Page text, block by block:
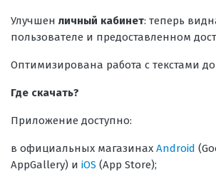
Улучшен личный кабинет: теперь
пользователе и предоставленном
Оптимизирована работа с текстами
Где скачать?
Приложение доступно:
в официальных магазинах Android
AppGallery) и iOS (App Store);